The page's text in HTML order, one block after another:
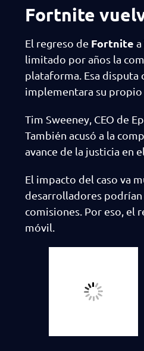
Fortnite
El regreso de Fortnite a
limitado por años la
plataforma. Esa disputa
implementara su
Tim Sweeney, CEO de
También acusó a la
avance de la justicia en
El impacto del caso va
desarrolladores
comisiones. Por eso, el
móvil.